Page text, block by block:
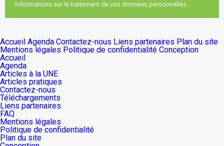
Informations sur le traitement de vos données personnelles.
Accueil Agenda Contactez-nous Liens partenaires Plan du site
Mentions légales Politique de confidentialité Conception
Accueil
Agenda
Articles à la UNE
Articles pratiques
Contactez-nous
Téléchargements
Liens partenaires
FAQ
Mentions légales
Politique de confidentialité
Plan du site